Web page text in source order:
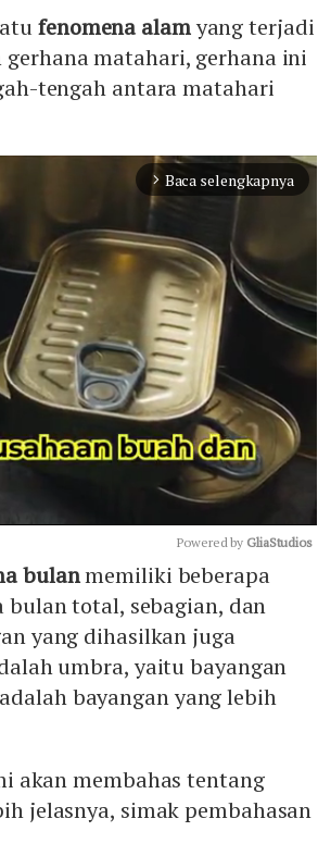
fenomena alamyang terjadi
gerhana matahari, gerhana ini
tengah antara matahari
arrow_forward_ios Baca selengkapnya
Mute
Powered by GliaStudios
bulanmemiliki beberapa
bulan total, sebagian, dan
yang dihasilkan juga
umbra, yaitu bayangan
bayangan yang lebih
akan membahas tentang
jelasnya, simak pembahasan